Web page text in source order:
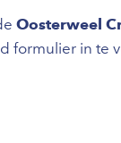
Oosterweel
formulier in te